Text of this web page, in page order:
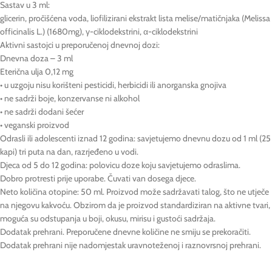
Sastav u 3 ml:
glicerin, pročišćena voda, liofilizirani ekstrakt lista melise/matičnjaka (Melissa
officinalis L.) (1680mg), γ-ciklodekstrini, α-ciklodekstrini
Aktivni sastojci u preporučenoj dnevnoj dozi:
Dnevna doza – 3 ml
Eterična ulja 0,12 mg
• u uzgoju nisu korišteni pesticidi, herbicidi ili anorganska gnojiva
• ne sadrži boje, konzervanse ni alkohol
• ne sadrži dodani šećer
• veganski proizvod
Odrasli ili adolescenti iznad 12 godina: savjetujemo dnevnu dozu od 1 ml (25
kapi) tri puta na dan, razrjeđeno u vodi.
Djeca od 5 do 12 godina: polovicu doze koju savjetujemo odraslima.
Dobro protresti prije uporabe. Čuvati van dosega djece.
Neto količina otopine: 50 ml. Proizvod može sadržavati talog, što ne utječe
na njegovu kakvoću. Obzirom da je proizvod standardiziran na aktivne tvari,
moguća su odstupanja u boji, okusu, mirisu i gustoći sadržaja.
Dodatak prehrani. Preporučene dnevne količine ne smiju se prekoračiti.
Dodatak prehrani nije nadomjestak uravnoteženoj i raznovrsnoj prehrani.